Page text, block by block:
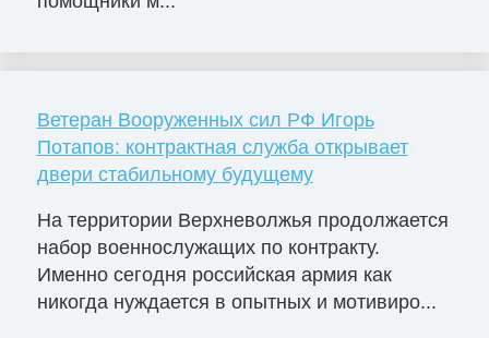
Ветеран Вооруженных сил РФ Игорь
Потапов: контрактная служба открывает
двери стабильному будущему
На территории Верхневолжья продолжается
набор военнослужащих по контракту.
Именно сегодня российская армия как
никогда нуждается в опытных и мотивиро...